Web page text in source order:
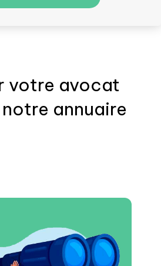
votre avocat
annuaire